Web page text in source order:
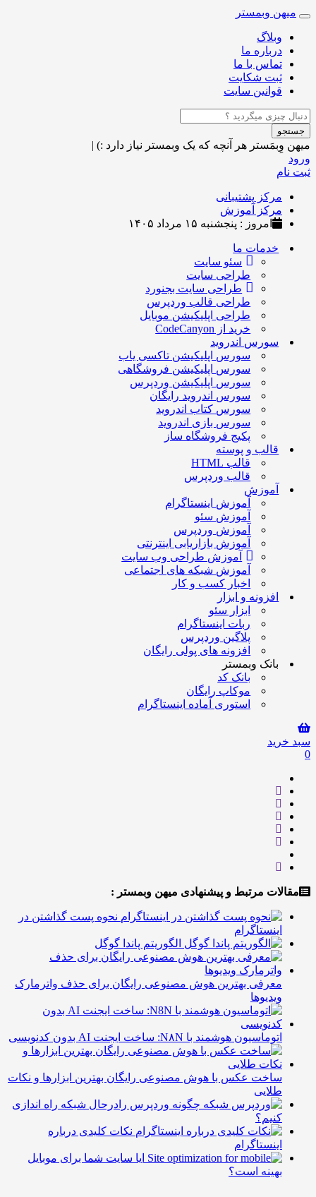
Toggle
navigation
میهن وبمستر
وبلاگ
درباره ما
تماس با ما
ثبت شکایت
قوانین سایت
جستجو
میهن وِبمَستر هر آنچه که یک وبمستر نیاز دارد :) |
ورود
ثبت نام
مرکز پشتیبانی
مرکز آموزش
امروز : پنجشنبه ۱۵ مرداد ۱۴۰۵
خدمات ما
سئو سایت
طراحی سایت
طراحی سایت بجنورد
طراحی قالب وردپرس
طراحی اپلیکیشن موبایل
خرید از CodeCanyon
سورس اندروید
سورس اپلیکیشن تاکسی یاب
سورس اپلیکیشن فروشگاهی
سورس اپلیکیشن وردپرس
سورس اندروید رایگان
سورس کتاب اندروید
سورس بازی اندروید
پکیج فروشگاه ساز
قالب و پوسته
قالب HTML
قالب وردپرس
آموزش
آموزش اینستاگرام
آموزش سئو
آموزش وردپرس
آموزش بازاریابی اینترنتی
آموزش طراحی وب سایت
آموزش شبکه های اجتماعی
اخبار کسب و کار
افزونه و ابزار
ابزار سئو
ربات اینستاگرام
پلاگین وردپرس
افزونه های پولی رایگان
بانک وبمستر
بانک کد
موکاپ رایگان
استوری آماده اینستاگرام
سبد خرید
0
مقالات مرتبط و پیشنهادی میهن وبمستر :
نحوه پست گذاشتن در
اینستاگرام
الگوریتم پاندا گوگل
معرفی بهترین هوش مصنوعی رایگان برای حذف واترمارک
ویدیوها
اتوماسیون هوشمند با N۸N: ساخت ایجنت AI بدون کدنویسی
ساخت عکس با هوش مصنوعی رایگان بهترین ابزارها و نکات
طلایی
چگونه وردپرس رادرحال شبکه راه اندازی
کنیم؟
نکات کلیدی درباره
اینستاگرام
ایا سایت شما برای موبایل
بهینه است؟